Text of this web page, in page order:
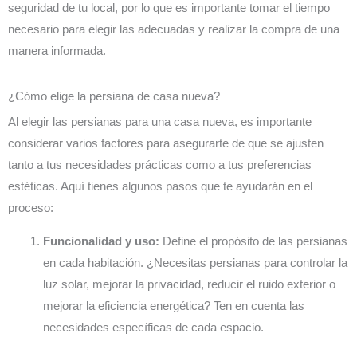
seguridad de tu local, por lo que es importante tomar el tiempo
necesario para elegir las adecuadas y realizar la compra de una
manera informada.
¿Cómo elige la persiana de casa nueva?
Al elegir las persianas para una casa nueva, es importante
considerar varios factores para asegurarte de que se ajusten
tanto a tus necesidades prácticas como a tus preferencias
estéticas. Aquí tienes algunos pasos que te ayudarán en el
proceso:
Funcionalidad y uso: Define el propósito de las persianas
en cada habitación. ¿Necesitas persianas para controlar la
luz solar, mejorar la privacidad, reducir el ruido exterior o
mejorar la eficiencia energética? Ten en cuenta las
necesidades específicas de cada espacio.